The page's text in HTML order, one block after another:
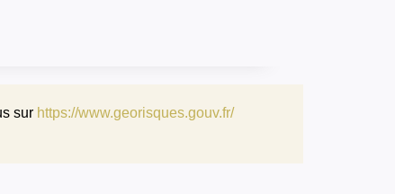
sur https://www.georisques.gouv.fr/